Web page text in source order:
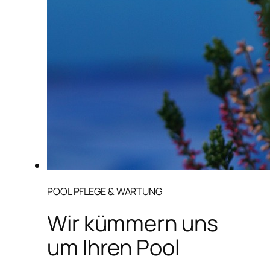
POOL PFLEGE & WARTUNG
Wir kümmern uns
um Ihren Pool